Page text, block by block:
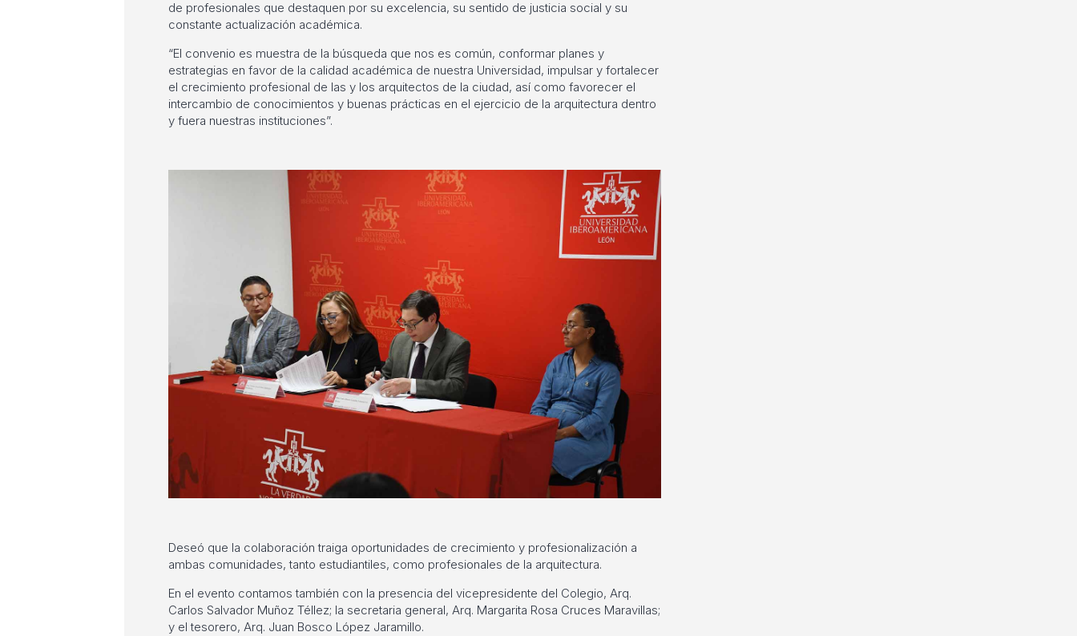
de profesionales que destaquen por su excelencia, su sentido de justicia social y su
constante actualización académica.
“El convenio es muestra de la búsqueda que nos es común, conformar planes y
estrategias en favor de la calidad académica de nuestra Universidad, impulsar y fortalecer
el crecimiento profesional de las y los arquitectos de la ciudad, así como favorecer el
intercambio de conocimientos y buenas prácticas en el ejercicio de la arquitectura dentro
y fuera nuestras instituciones”.
Deseó que la colaboración traiga oportunidades de crecimiento y profesionalización a
ambas comunidades, tanto estudiantiles, como profesionales de la arquitectura.
En el evento contamos también con la presencia del vicepresidente del Colegio, Arq.
Carlos Salvador Muñoz Téllez; la secretaria general, Arq. Margarita Rosa Cruces Maravillas;
y el tesorero, Arq. Juan Bosco López Jaramillo.